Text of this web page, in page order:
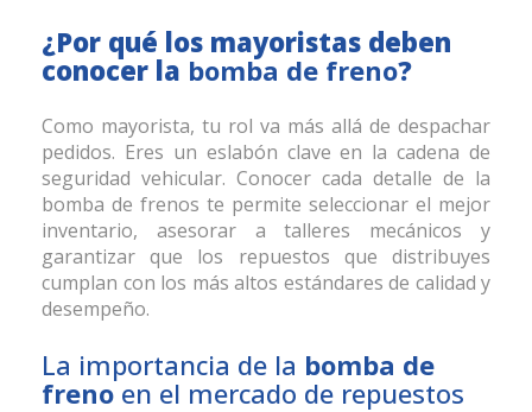
¿Por qué los mayoristas deben
conocer la bomba de freno?
Como mayorista, tu rol va más allá de despachar
pedidos. Eres un eslabón clave en la cadena de
seguridad vehicular. Conocer cada detalle de la
bomba de frenos te permite seleccionar el mejor
inventario, asesorar a talleres mecánicos y
garantizar que los repuestos que distribuyes
cumplan con los más altos estándares de calidad y
desempeño.
La importancia de la bomba de
frenoen el mercado de repuestos